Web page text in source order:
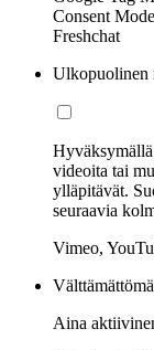
Consent
Freshchat
Ulkopuolinen
Hyväksymällä
videoita tai
ylläpitävät.
seuraavia
Vimeo,
Aina